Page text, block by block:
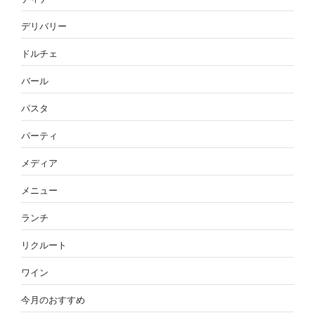
デリバリー
ドルチェ
バール
パスタ
パーティ
メディア
メニュー
ランチ
リクルート
ワイン
今月のおすすめ